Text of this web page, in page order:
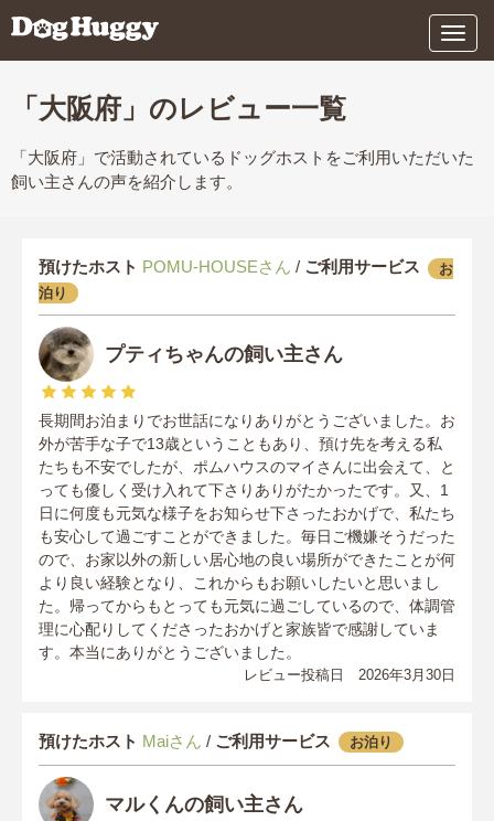
メ
ニ
「大阪府」のレビュー一覧
「大阪府」で活動されているドッグホストをご利用いただいた
飼い主さんの声を紹介します。
預けたホスト POMU-HOUSEさん / ご利用サービス
お
泊り
プティちゃんの飼い主さん
長期間お泊まりでお世話になりありがとうございました。お
外が苦手な子で13歳ということもあり、預け先を考える私
たちも不安でしたが、ポムハウスのマイさんに出会えて、と
っても優しく受け入れて下さりありがたかったです。又、1
日に何度も元気な様子をお知らせ下さったおかげで、私たち
も安心して過ごすことができました。毎日ご機嫌そうだった
ので、お家以外の新しい居心地の良い場所ができたことが何
より良い経験となり、これからもお願いしたいと思いまし
た。帰ってからもとっても元気に過ごしているので、体調管
理に心配りしてくださったおかげと家族皆で感謝していま
す。本当にありがとうございました。
レビュー投稿日 2026年3月30日
預けたホスト Maiさん / ご利用サービス お泊り
マルくんの飼い主さん